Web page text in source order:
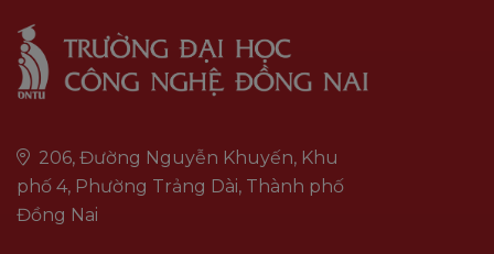
206, Đường Nguyễn Khuyến, Khu
phố 4, Phường Trảng Dài, Thành phố
Đồng Nai